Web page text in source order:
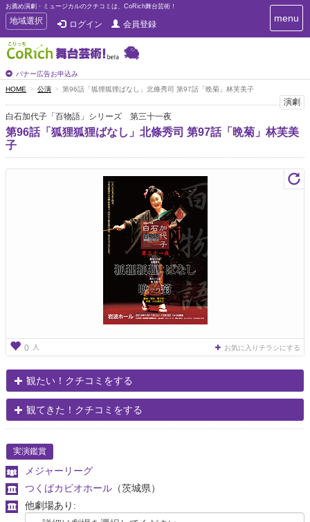
お薦め演劇・ミュージカルのクチコミは、CoRich舞台芸術！
T
o
g
g
e
n
a
v
i
g
a
地域選択 ログイン 会員登録
バナー広告お申込み
T
o
v
g
a
menu
HOME 公演 第96話「狐狸狐狸ばなし」北條秀司 第97話「晩菊」林芙美子
演劇
白石加代子「百物語」シリーズ 第三十一夜
第96話「狐狸狐狸ばなし」北條秀司 第97話「晩菊」林芙美
子
0 人 お気に入りチラシにする
観たい！クチコミをする
観てきた！クチコミをする
実演鑑賞
メジャーリーグ
つくばカピオホール （茨城県）
他劇場あり: